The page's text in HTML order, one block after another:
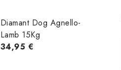
Diamant Dog Agnello-
Lamb 15Kg
34,95 €